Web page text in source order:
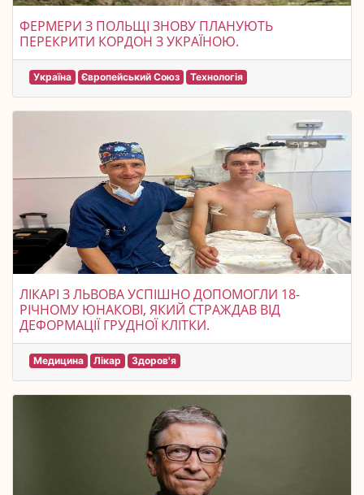
ФЕРМЕРИ З ПОЛЬЩІ ЗНОВУ ПЛАНУЮТЬ
ПЕРЕКРИТИ КОРДОН З УКРАЇНОЮ.
Україна Європейський Союз Технологія
ЛІКАРІ З ЛЬВОВА УСПІШНО ДОПОМОГЛИ 18-
РІЧНОМУ ЮНАКОВІ, ЯКИЙ СТРАЖДАВ ВІД
ДЕФОРМАЦІЇ ГРУДНОЇ КЛІТКИ.
Медицина Лікар Здоров'я